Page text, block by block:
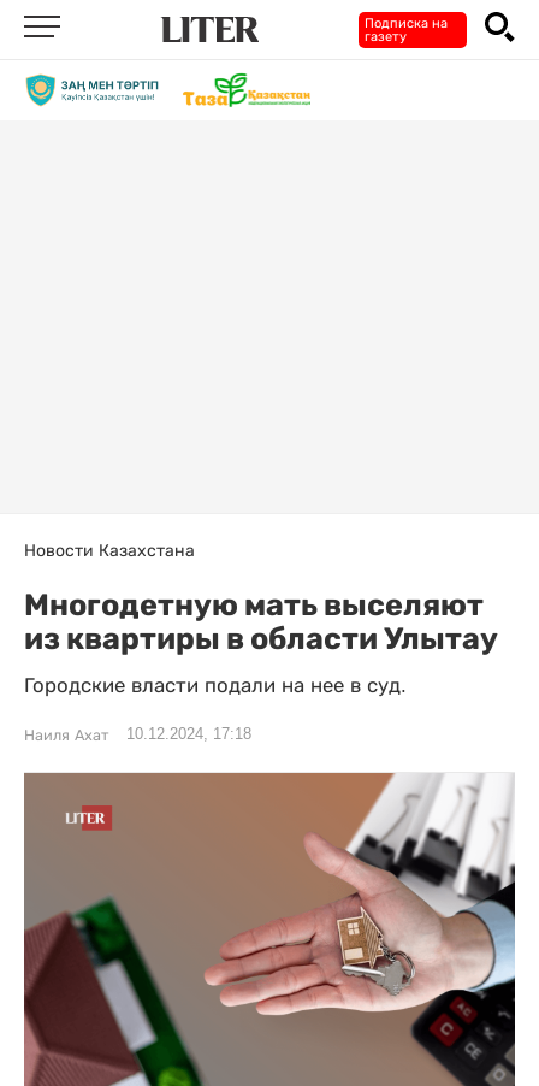
Подписка на
газету
Новости Казахстана
Многодетную мать выселяют
из квартиры в области Улытау
Городские власти подали на нее в суд.
Наиля Ахат 10.12.2024, 17:18